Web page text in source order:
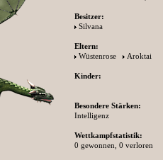
Besitzer:
Silvana
Eltern:
Wüstenrose
Aroktai
Kinder:
Besondere Stärken:
Intelligenz
Wettkampfstatistik:
0 gewonnen, 0 verloren